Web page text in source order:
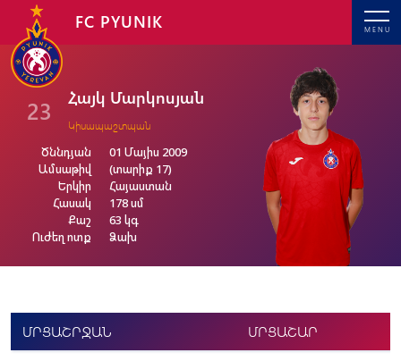
MENU
FC PYUNIK
23 Հայկ Մարկոսյան
Կիսապաշտպան
Ծննդյան
Ամսաթիվ
Երկիր
Հասակ
Քաշ
Ուժեղ ոտք
01 Մայիս 2009
(տարիք 17)
Հայաստան
178 սմ
63 կգ
Ձախ
ՄՐՑԱՇՐՋԱՆ ՄՐՑԱՇԱՐ